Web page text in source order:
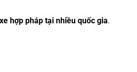
hợp pháp tại nhiều quốc gia.